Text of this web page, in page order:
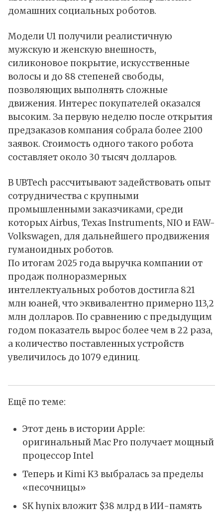
домашних социальных роботов.
Модели U1 получили реалистичную
мужскую и женскую внешность,
силиконовое покрытие, искусственные
волосы и до 88 степеней свободы,
позволяющих выполнять сложные
движения. Интерес покупателей оказался
высоким. За первую неделю после открытия
предзаказов компания собрала более 2100
заявок. Стоимость одного такого робота
составляет около 30 тысяч долларов.
В UBTech рассчитывают задействовать опыт
сотрудничества с крупными
промышленными заказчиками, среди
которых Airbus, Texas Instruments, NIO и FAW-
Volkswagen, для дальнейшего продвижения
гуманоидных роботов.
По итогам 2025 года выручка компании от
продаж полноразмерных
интеллектуальных роботов достигла 821
млн юаней, что эквивалентно примерно 113,2
млн долларов. По сравнению с предыдущим
годом показатель вырос более чем в 22 раза,
а количество поставленных устройств
увеличилось до 1079 единиц.
Ещё по теме:
Этот день в истории Apple:
оригинальный Mac Pro получает мощный
процессор Intel
Теперь и Kimi K3 выбралась за пределы
«песочницы»
SK hynix вложит $38 млрд в ИИ-память